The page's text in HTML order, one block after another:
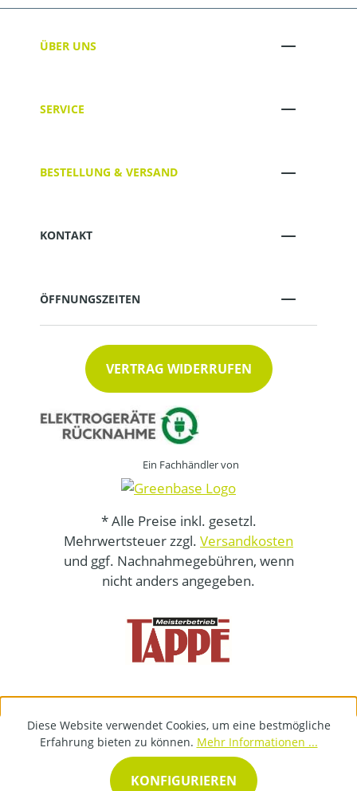
ÜBER UNS
SERVICE
BESTELLUNG & VERSAND
KONTAKT
ÖFFNUNGSZEITEN
VERTRAG WIDERRUFEN
Ein Fachhändler von
* Alle Preise inkl. gesetzl.
Mehrwertsteuer zzgl. Versandkosten
und ggf. Nachnahmegebühren, wenn
nicht anders angegeben.
Diese Website verwendet Cookies, um eine bestmögliche
Erfahrung bieten zu können. Mehr Informationen ...
KONFIGURIEREN